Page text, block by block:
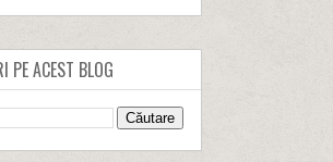
PE ACEST BLOG